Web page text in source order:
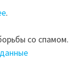
.
со спамом.